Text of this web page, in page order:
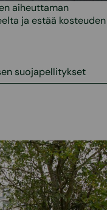
aiheuttaman
ja estää kosteuden
suojapellitykset